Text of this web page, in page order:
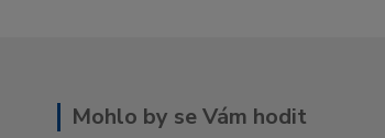
Mohlo by se Vám hodit